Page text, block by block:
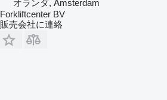
オランダ, Amsterdam
Forkliftcenter BV
販売会社に連絡